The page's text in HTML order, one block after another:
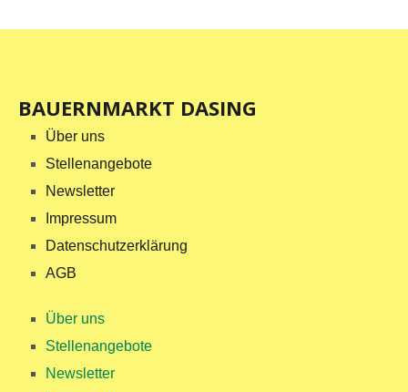
BAUERNMARKT DASING
Über uns
Stellenangebote
Newsletter
Impressum
Datenschutzerklärung
AGB
Über uns
Stellenangebote
Newsletter